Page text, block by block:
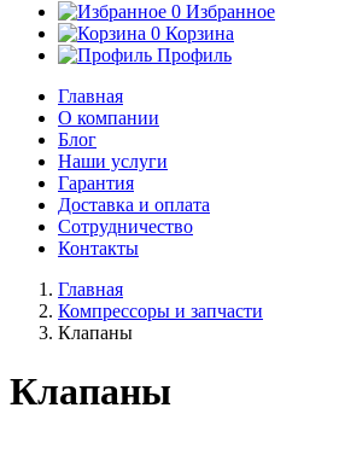
0 Избранное
0 Корзина
Профиль
Главная
О компании
Блог
Наши услуги
Гарантия
Доставка и оплата
Сотрудничество
Контакты
Главная
Компрессоры и запчасти
Клапаны
Клапаны